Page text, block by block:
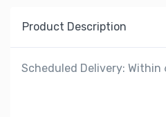
Product Description
Scheduled Delivery: Within